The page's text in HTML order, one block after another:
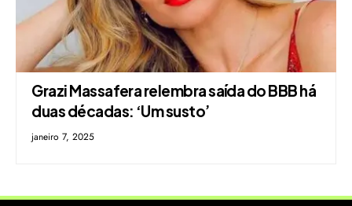
Grazi Massafera relembra saída do BBB há
duas décadas: ‘Um susto’
janeiro 7, 2025